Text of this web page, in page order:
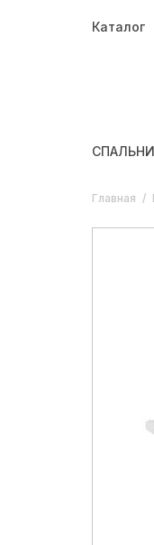
Каталог
СПАЛЬНИ
Главная /